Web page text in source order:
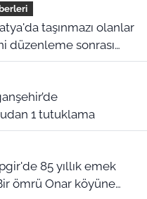
düzenleme sonrası
hesaplamalarına
1 tutuklama
ömrü Onar köyüne